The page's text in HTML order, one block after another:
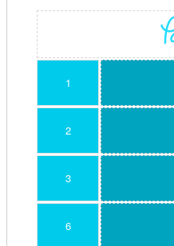
1
2
3
6